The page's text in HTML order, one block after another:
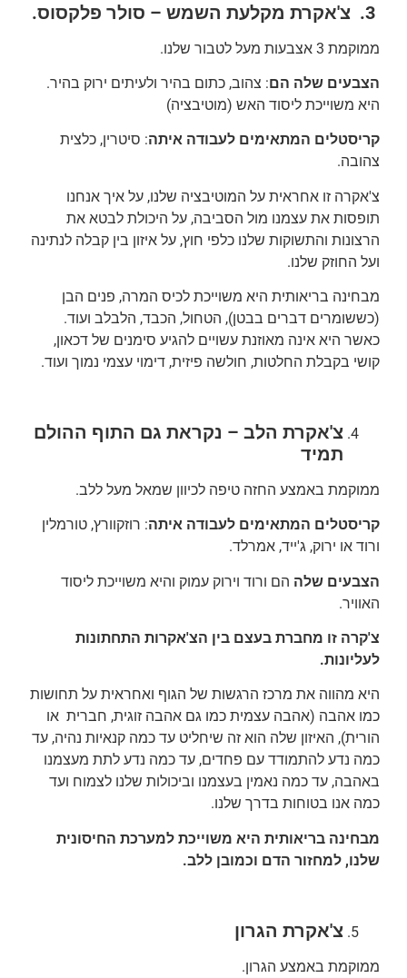
צ'אקרת מקלעת השמש – סולר פלקסוס.
ממוקמת 3 אצבעות מעל לטבור שלנו.
הצבעים שלה הם: צהוב, כתום בהיר ולעיתים ירוק בהיר.
היא משוייכת ליסוד האש (מוטיבציה)
קריסטלים המתאימים לעבודה איתה: סיטרין, כלצית
צהובה.
צ'אקרה זו אחראית על המוטיבציה שלנו, על איך אנחנו
תופסות את עצמנו מול הסביבה, על היכולת לבטא את
הרצונות והתשוקות שלנו כלפי חוץ, על איזון בין קבלה לנתינה
ועל החוזק שלנו.
מבחינה בריאותית היא משוייכת לכיס המרה, פנים הבן
(כששומרים דברים בבטן), הטחול, הכבד, הלבלב ועוד.
כאשר היא אינה מאוזנת עשויים להגיע סימנים של דכאון,
קושי בקבלת החלטות, חולשה פיזית, דימוי עצמי נמוך ועוד.
צ'אקרת הלב – נקראת גם התוף ההולם
תמיד
ממוקמת באמצע החזה טיפה לכיוון שמאל מעל ללב.
קריסטלים המתאימים לעבודה איתה: רוזקוורץ, טורמלין
ורוד או ירוק, ג'ייד, אמרלד.
הצבעים שלה הם ורוד וירוק עמוק והיא משוייכת ליסוד
האוויר.
צ'קרה זו מחברת בעצם בין הצ'אקרות התחתונות
לעליונות.
היא מהווה את מרכז הרגשות של הגוף ואחראית על תחושות
כמו אהבה (אהבה עצמית כמו גם אהבה זוגית, חברית או
הורית), האיזון שלה הוא זה שיחליט עד כמה קנאיות נהיה, עד
כמה נדע להתמודד עם פחדים, עד כמה נדע לתת מעצמנו
באהבה, עד כמה נאמין בעצמנו וביכולות שלנו לצמוח ועד
כמה אנו בטוחות בדרך שלנו.
מבחינה בריאותית היא משוייכת למערכת החיסונית
שלנו, למחזור הדם וכמובן ללב.
צ'אקרת הגרון
ממוקמת באמצע הגרון.